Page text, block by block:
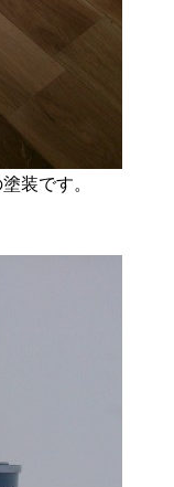
装です。